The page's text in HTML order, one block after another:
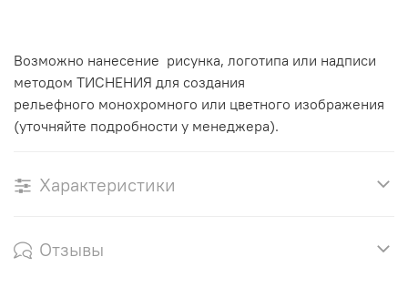
Возможно нанесение рисунка, логотипа или надписи
методом ТИСНЕНИЯ для создания
рельефного монохромного или цветного изображения
(уточняйте подробности у менеджера).
Характеристики
Отзывы